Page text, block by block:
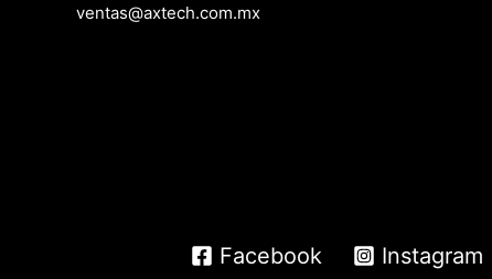
ventas@axtech.com.mx
Facebook Instagram